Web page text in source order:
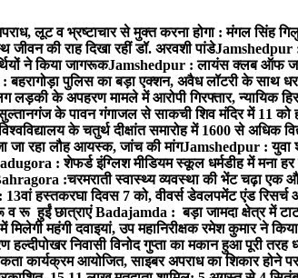
लूट व भ्रष्टाचार से मुक्त करना होगा : मंगल सिंह
की राह दिखा रहीं डॉ. अरवशी पांडेJamshedpur :
ने किया जागरूकJamshedpur : लायंस क्लब ऑफ
पुलिस का बड़ा एक्शन, अवैध लॉटरी के साथ
लड़की के अपहरण मामले में आरोपी गिरफ्तार, न्यायिक
के पावन गंगाजल से साकची शिव मंदिर में 11 को
के चतुर्थ दीक्षांत समारोह में 1600 से अधिक
जा रहा लौह आयस्क, जांच की मांगJamshedpur : युवा
: शेफर्ड इंग्लिश मीडियम स्कूल धर्मडीह में मना हर
:चरमराती स्वास्थ्य व्यवस्था की भेंट चढ़ा एक
हस्तकरघा दिवस 7 को, वीवर्स डेवलपमेंट एंड
व रू हुईं छात्राएंBadajamda : बड़ा जामदा क्षेत्र में
महंगी दवाइयां, उप महानिरीक्षक रमेश कुमार ने
हल्दीपोखर निवासी विनोद गुप्ता का मकान हुआ पूरी तरह
कार्यक्रम आयोजित, साइबर अपराध का शिकार होने